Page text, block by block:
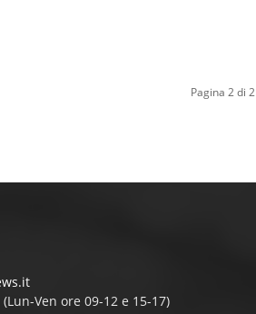
Pagina 2 di 2
Ven ore 09-12 e 15-17)